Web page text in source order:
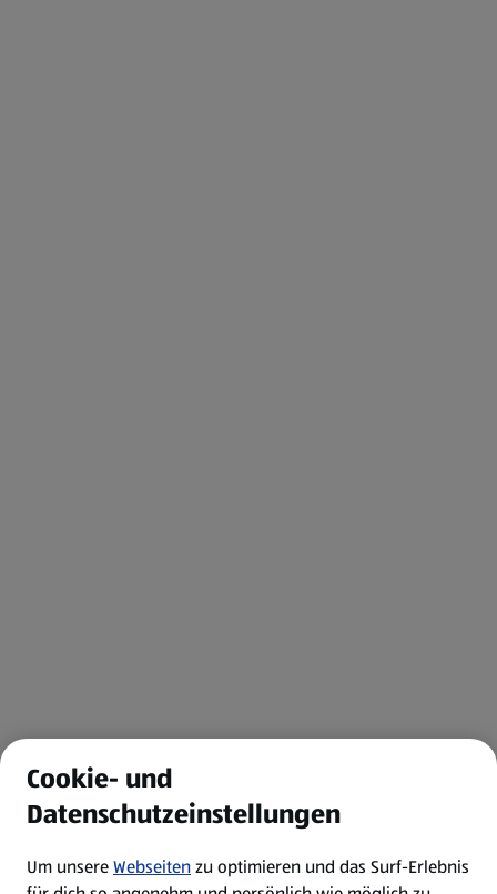
Cookie- und
Datenschutzeinstellungen
Um unsereWebseitenzu optimieren und das Surf-Erlebnis